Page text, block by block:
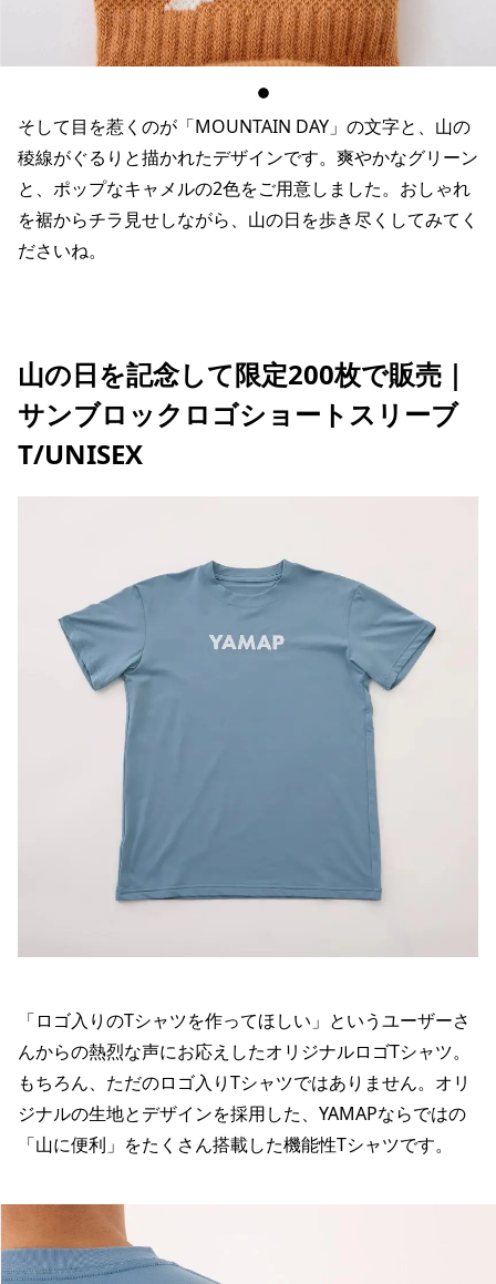
そして目を惹くのが「MOUNTAIN DAY」の文字と、山の
稜線がぐるりと描かれたデザインです。爽やかなグリーン
と、ポップなキャメルの2色をご用意しました。おしゃれ
を裾からチラ見せしながら、山の日を歩き尽くしてみてく
ださいね。
山の日を記念して限定200枚で販売｜
サンブロックロゴショートスリーブ
T/UNISEX
「ロゴ入りのTシャツを作ってほしい」というユーザーさ
んからの熱烈な声にお応えしたオリジナルロゴTシャツ。
もちろん、ただのロゴ入りTシャツではありません。オリ
ジナルの生地とデザインを採用した、YAMAPならではの
「山に便利」をたくさん搭載した機能性Tシャツです。